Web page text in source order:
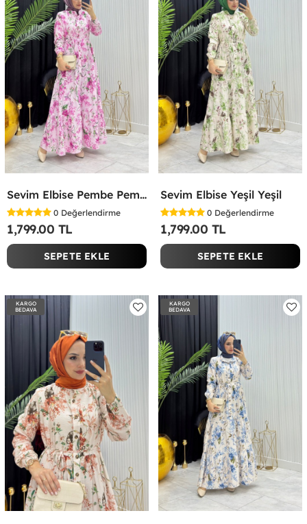
Sevim Elbise Pembe Pembe
0 Değerlendirme
1,799.00 TL
SEPETE EKLE
Sevim Elbise Yeşil Yeşil
0 Değerlendirme
1,799.00 TL
SEPETE EKLE
KARGO
BEDAVA
KARGO
BEDAVA